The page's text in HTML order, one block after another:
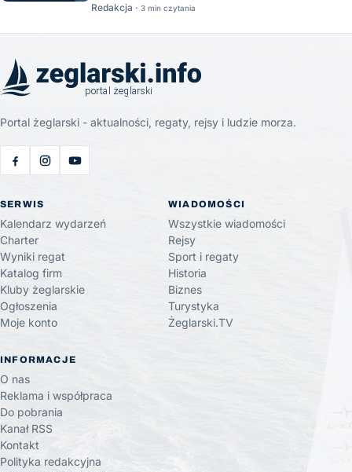
Redakcja · 3 min czytania
Portal żeglarski - aktualności, regaty, rejsy i ludzie morza.
SERWIS
Kalendarz wydarzeń
Charter
Wyniki regat
Katalog firm
Kluby żeglarskie
Ogłoszenia
Moje konto
WIADOMOŚCI
Wszystkie wiadomości
Rejsy
Sport i regaty
Historia
Biznes
Turystyka
Żeglarski.TV
INFORMACJE
O nas
Reklama i współpraca
Do pobrania
Kanał RSS
Kontakt
Polityka redakcyjna